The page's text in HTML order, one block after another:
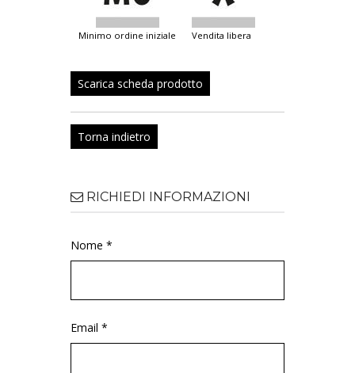
minimo ordine iniziale vendita libera
Scarica scheda prodotto
Torna indietro
RICHIEDI INFORMAZIONI
Nome *
Email *